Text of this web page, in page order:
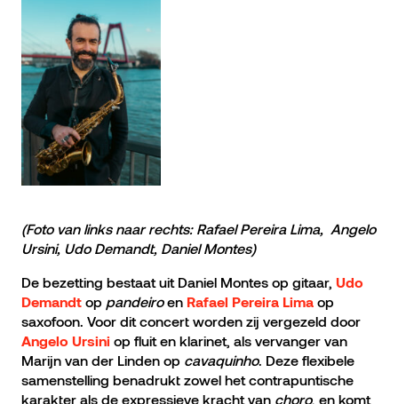
(Foto van links naar rechts: Rafael Pereira Lima, Angelo
Ursini, Udo Demandt, Daniel Montes)
De bezetting bestaat uit Daniel Montes op gitaar, Udo
Demandt op pandeiroen Rafael Pereira Lima op
saxofoon. Voor dit concert worden zij vergezeld door
Angelo Ursini op fluit en klarinet, als vervanger van
Marijn van der Linden op cavaquinho. Deze flexibele
samenstelling benadrukt zowel het contrapuntische
karakter als de expressieve kracht van choro, en komt